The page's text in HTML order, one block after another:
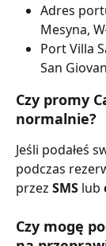
Adres
Mesyna,
Port Villa
San
Czy promy
normalnie?
Jeśli podałeś
podczas
przez SMS lub
Czy mogę